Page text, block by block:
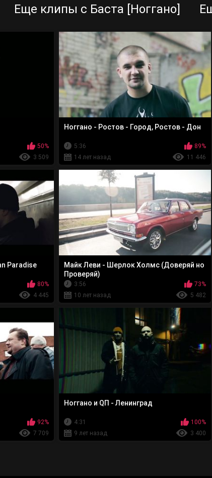
Еще клипы с Баста [Ноггано]
50%
3 509
Ноггано - Ростов - Город, Ростов - Дон
5:36
89%
14 лет назад
11 446
Paradise
80%
4 445
Майк Леви - Шерлок Холмс (Доверяй но
Проверяй)
3:56
73%
10 лет назад
5 482
92%
7 709
Ноггано и QП - Ленинград
4:31
100%
9 лет назад
3 400